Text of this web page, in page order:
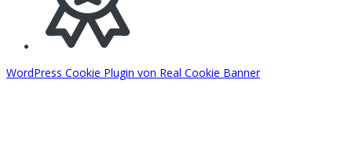
WordPress Cookie Plugin von Real Cookie Banner